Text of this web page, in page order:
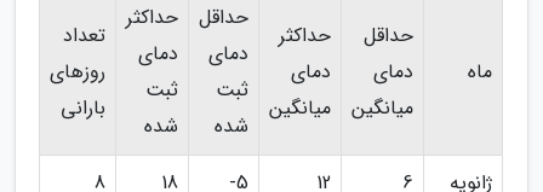
ماه
حداقل
دمای
میانگین
حداکثر
دمای
میانگین
حداقل
دمای
ثبت
شده
حداکثر
دمای
ثبت
شده
تعداد
روزهای
بارانی
ژانویه 6
12
5-
18
8